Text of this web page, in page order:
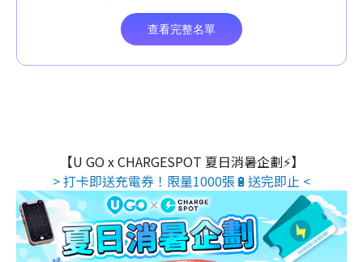
【U GO x CHARGESPOT 夏日消暑企劃⚡】
> 打卡即送充電券！限量1000張🔋送完即止 <